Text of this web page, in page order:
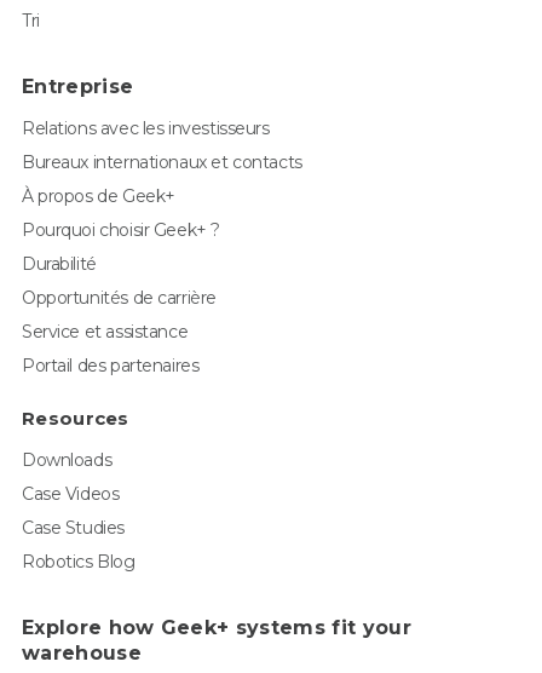
Tri
Entreprise
Relations avec les investisseurs
Bureaux internationaux et contacts
À propos de Geek+
Pourquoi choisir Geek+ ?
Durabilité
Opportunités de carrière
Service et assistance
Portail des partenaires
Resources
Downloads
Case Videos
Case Studies
Robotics Blog
Explore how Geek+ systems fit your
warehouse